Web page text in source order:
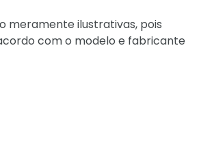
meramente ilustrativas, pois
com o modelo e fabricante